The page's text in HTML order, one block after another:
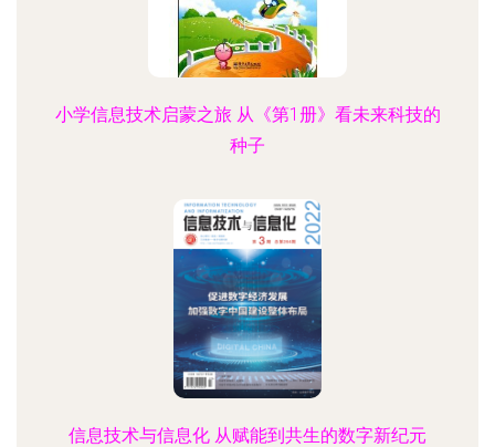
小学信息技术启蒙之旅 从《第1册》看未来科技的
种子
信息技术与信息化 从赋能到共生的数字新纪元